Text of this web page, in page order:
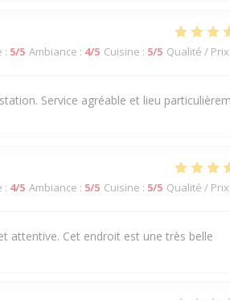
: 5/5 Ambiance : 4/5 Cuisine : 5/5 Qualité / Prix
Service agréable et lieu
: 4/5 Ambiance : 5/5 Cuisine : 5/5 Qualité / Prix
attentive. Cet endroit est une très belle